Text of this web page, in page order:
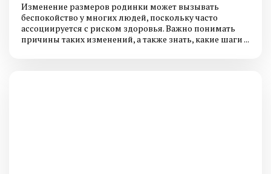
Изменение размеров родинки может вызывать
беспокойство у многих людей, поскольку часто
ассоциируется с риском здоровья. Важно понимать
причины таких изменений, а также знать, какие шаги ...